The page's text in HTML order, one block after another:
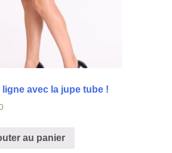
ligne avec la jupe tube !
au panier